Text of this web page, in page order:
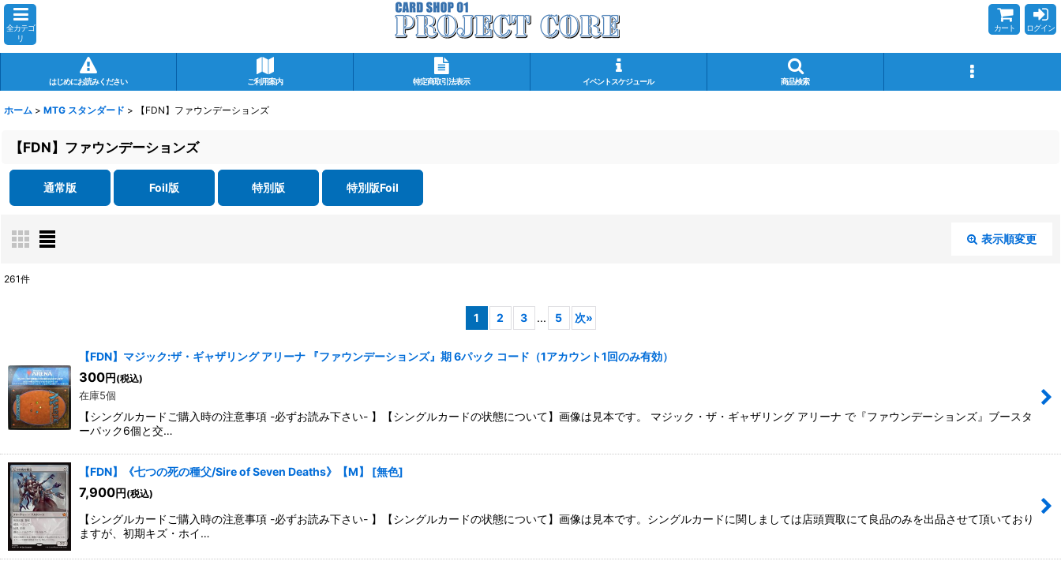
全カテゴ
リ
カート ログイン
はじめにお読みください ご利用案内 特定商取引法表示 イベントスケジュール 商品検索
ホーム > MTG スタンダード > 【FDN】ファウンデーションズ
【FDN】ファウンデーションズ
通常版 Foil版 特別版 特別版Foil
表示順変更
並び順:
絞り込む
261件
1 2 3 ... 5 次»
【FDN】マジック:ザ・ギャザリング アリーナ 『ファウンデーションズ』期 6パック コード（1アカウント1回のみ有効）
300円 (税込)
在庫5個
【シングルカードご購入時の注意事項 -必ずお読み下さい- 】【シングルカードの状態について】画像は見本です。 マジック・ザ・ギャザリング アリーナ で『ファウンデーションズ』ブースタ
ーパック6個と交…
【FDN】《七つの死の種父/Sire of Seven Deaths》【M】 [無色]
7,900円 (税込)
【シングルカードご購入時の注意事項 -必ずお読み下さい- 】【シングルカードの状態について】画像は見本です。シングルカードに関しましては店頭買取にて良品のみを出品させて頂いており
ますが、初期キズ・ホイ…